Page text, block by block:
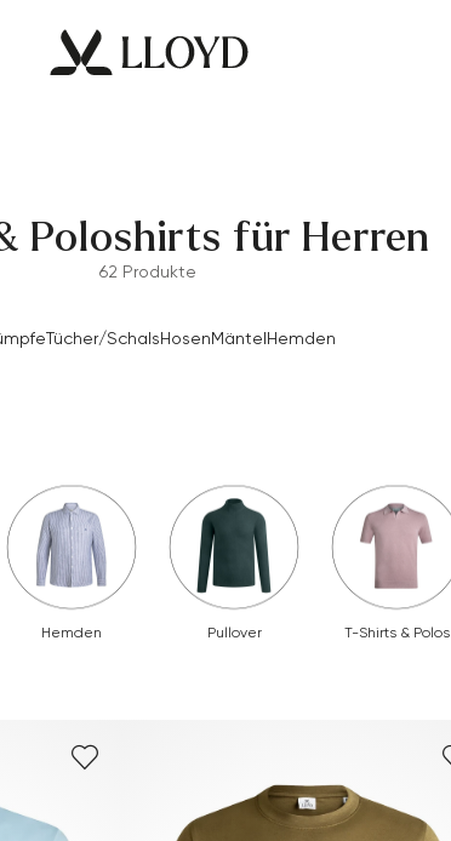
Poloshirts für Herren
62 Produkte
Tücher/SchalsHosenMäntelHemden
Hemden Pullover T-Shirts & Polos